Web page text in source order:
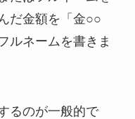
だ金額を「金○○
ルネームを書きま
るのが一般的で